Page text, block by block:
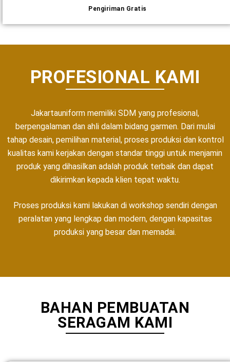
Pengiriman Gratis
PROFESIONAL KAMI
Jakartauniform memiliki SDM yang profesional,
berpengalaman dan ahli dalam bidang garmen. Dari mulai
tahap desain, pemilihan material, proses produksi dan kontrol
kualitas kami kerjakan dengan standar tinggi untuk menjamin
produk yang dihasilkan adalah produk terbaik dan dapat
dikirimkan kepada klien tepat waktu.
Proses produksi kami lakukan di workshop sendiri dengan
peralatan yang lengkap dan modern, dengan kapasitas
produksi yang besar dan memadai.
BAHAN PEMBUATAN
SERAGAM KAMI